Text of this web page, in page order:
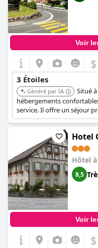
Voir
$
3 Étoiles
Généré par IA
Situé
hébergements
service. Il offre un séjour
Hotel
Hôtel à
8,5
Voir
$